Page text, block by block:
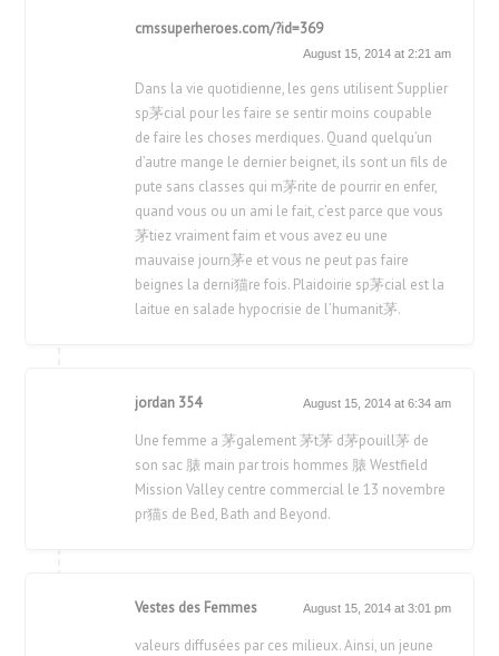
cmssuperheroes.com/?id=369
August 15, 2014 at 2:21 am
Dans la vie quotidienne, les gens utilisent Supplier
sp茅cial pour les faire se sentir moins coupable
de faire les choses merdiques. Quand quelqu’un
d’autre mange le dernier beignet, ils sont un fils de
pute sans classes qui m茅rite de pourrir en enfer,
quand vous ou un ami le fait, c’est parce que vous
茅tiez vraiment faim et vous avez eu une
mauvaise journ茅e et vous ne peut pas faire
beignes la derni猫re fois. Plaidoirie sp茅cial est la
laitue en salade hypocrisie de l’humanit茅.
jordan 354 August 15, 2014 at 6:34 am
Une femme a 茅galement 茅t茅 d茅pouill茅 de
son sac 脿 main par trois hommes 脿 Westfield
Mission Valley centre commercial le 13 novembre
pr猫s de Bed, Bath and Beyond.
Vestes des Femmes August 15, 2014 at 3:01 pm
valeurs diffusées par ces milieux. Ainsi, un jeune